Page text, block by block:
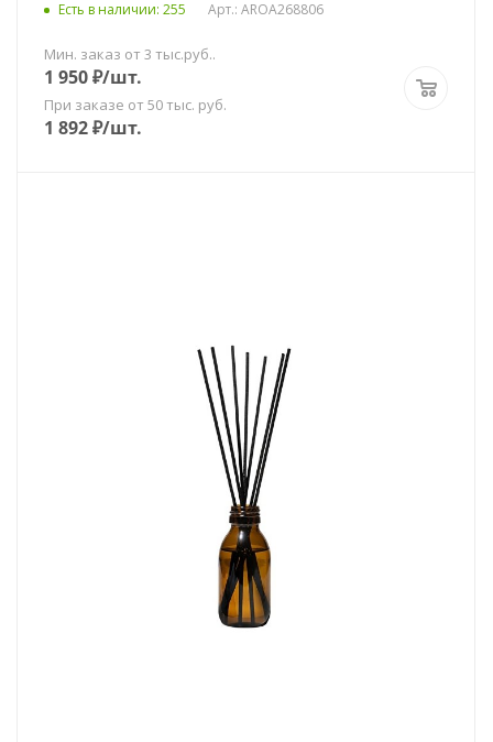
Есть в наличии: 255 Арт.: AROA268806
Мин. заказ от 3 тыс.руб..
1 950₽/шт.
При заказе от 50 тыс. руб.
1 892₽/шт.